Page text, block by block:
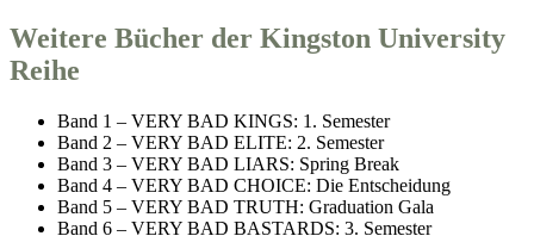
Weitere Bücher der Kingston University
Reihe
Band 1 – VERY BAD KINGS: 1. Semester
Band 2 – VERY BAD ELITE: 2. Semester
Band 3 – VERY BAD LIARS: Spring Break
Band 4 – VERY BAD CHOICE: Die Entscheidung
Band 5 – VERY BAD TRUTH: Graduation Gala
Band 6 – VERY BAD BASTARDS: 3. Semester